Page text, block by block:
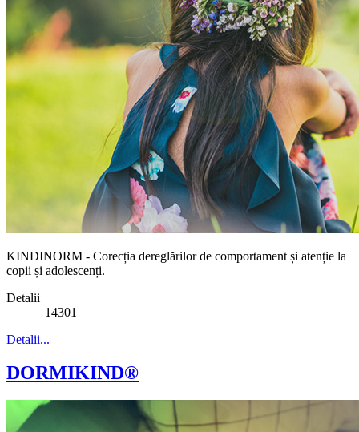
KINDINORM - Corecția dereglărilor de comportament și atenție la
copii și adolescenți.
Detalii
14301
Detalii...
DORMIKIND®